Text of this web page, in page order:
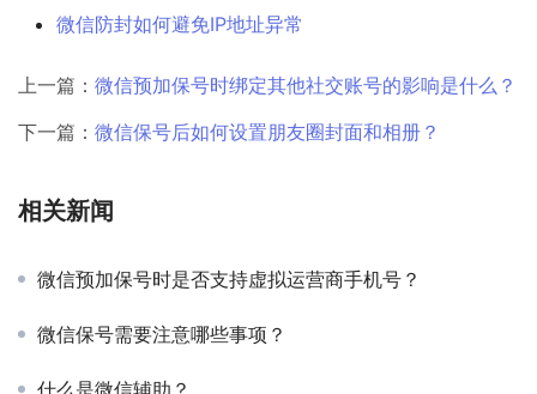
微信防封如何避免IP地址异常
上一篇： 微信预加保号时绑定其他社交账号的影响是什么？
下一篇： 微信保号后如何设置朋友圈封面和相册？
相关新闻
微信预加保号时是否支持虚拟运营商手机号？
微信保号需要注意哪些事项？
什么是微信辅助？